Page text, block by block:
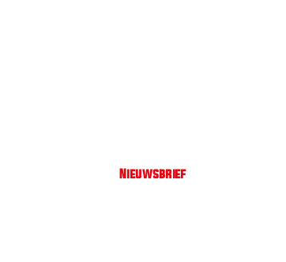
Nieuwsbrief